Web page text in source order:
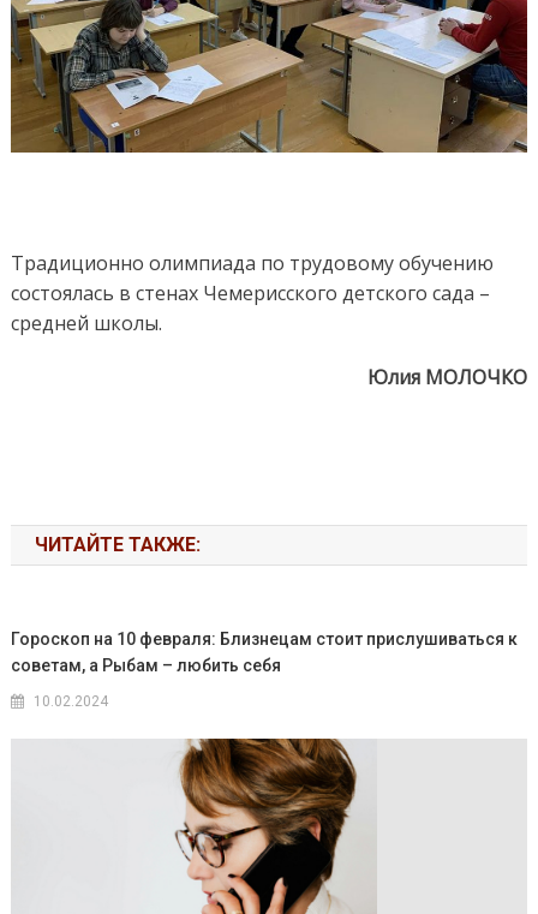
Традиционно олимпиада по трудовому обучению
состоялась в стенах Чемерисского детского сада –
средней школы.
Юлия МОЛОЧКО
ЧИТАЙТЕ ТАКЖЕ:
Гороскоп на 10 февраля: Близнецам стоит прислушиваться к
советам, а Рыбам – любить себя
10.02.2024